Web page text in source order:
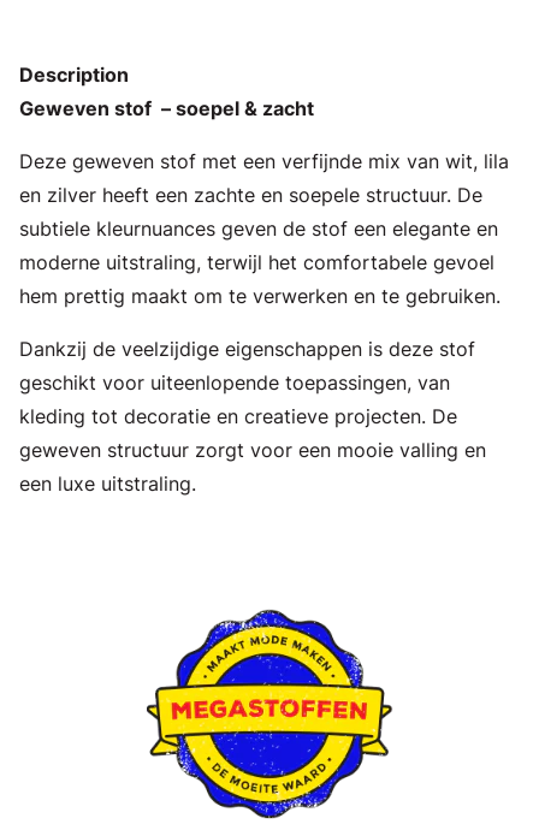
Description
Geweven stof – soepel & zacht
Deze geweven stof met een verfijnde mix van wit, lila
en zilver heeft een zachte en soepele structuur. De
subtiele kleurnuances geven de stof een elegante en
moderne uitstraling, terwijl het comfortabele gevoel
hem prettig maakt om te verwerken en te gebruiken.
Dankzij de veelzijdige eigenschappen is deze stof
geschikt voor uiteenlopende toepassingen, van
kleding tot decoratie en creatieve projecten. De
geweven structuur zorgt voor een mooie valling en
een luxe uitstraling.